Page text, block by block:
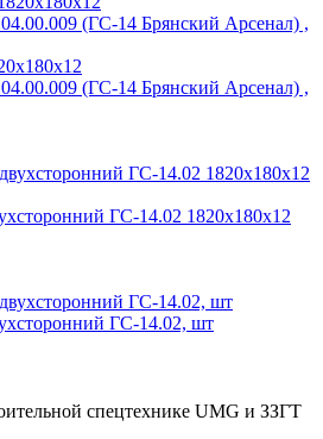
(ГС-14 Брянский Арсенал) ,
ГС-14.02 1820х180х12
ГС-14.02, шт
спецтехнике UMG и ЗЗГТ